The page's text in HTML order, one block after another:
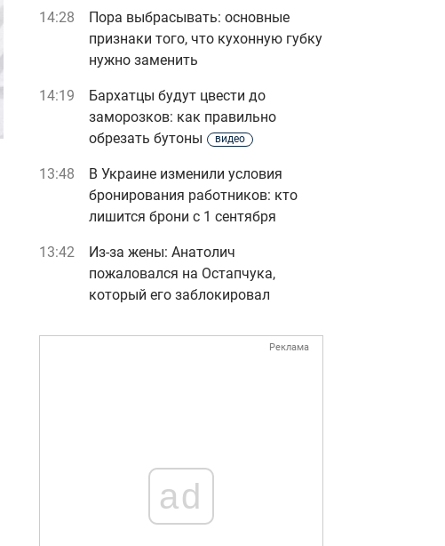
14:28
Пора выбрасывать: основные
признаки того, что кухонную губку
нужно заменить
14:19
Бархатцы будут цвести до
заморозков: как правильно
обрезать бутоны
видео
13:48
В Украине изменили условия
бронирования работников: кто
лишится брони с 1 сентября
13:42
Из-за жены: Анатолич
пожаловался на Остапчука,
который его заблокировал
Реклама
ad